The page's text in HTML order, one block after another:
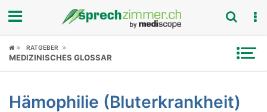
Fokus
Symptome
RATGEBER
MEDIZINISCHES GLOSSAR
Hämophilie (Bluterkrankheit)